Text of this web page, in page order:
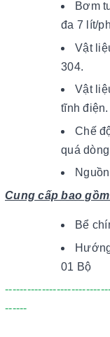
Bơm
đa 7 lít/
Vật
304.
Vật
tĩnh điện.
Chế
quá
Cung cấp bao
Bể
01 Bộ
------